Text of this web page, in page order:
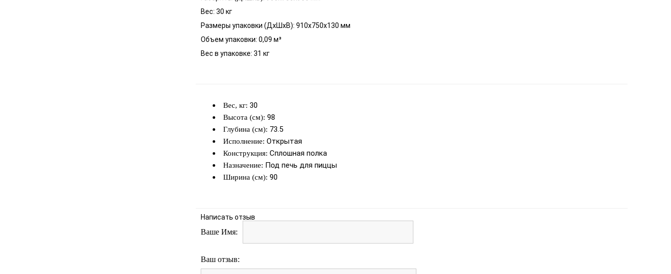
Вес: 30 кг
Размеры упаковки (ДхШхВ): 910x750x130 мм
Объем упаковки: 0,09 м³
​Вес в упаковке: 31 кг
Вес, кг: 30
Высота (см): 98
Глубина (см): 73.5
Исполнение: Открытая
Конструкция: Сплошная полка
Назначение: Под печь для пиццы
Ширина (см): 90
Написать отзыв
Ваше Имя:
Ваш отзыв: